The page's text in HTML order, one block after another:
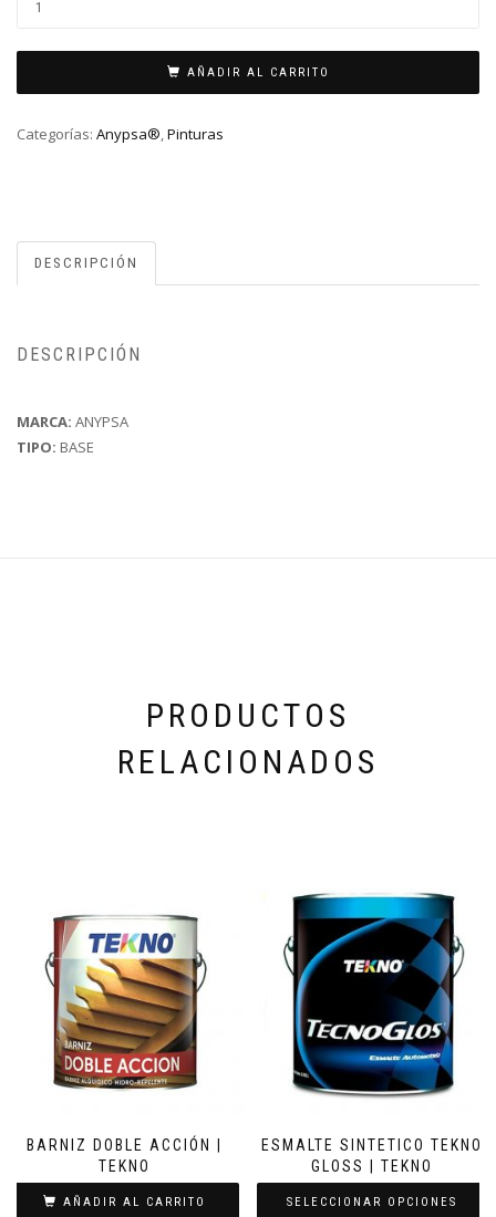
AÑADIR AL CARRITO
Categorías: Anypsa® Pinturas
DESCRIPCIÓN
DESCRIPCIÓN
MARCA: ANYPSA
TIPO: BASE
PRODUCTOS
RELACIONADOS
BARNIZ DOBLE ACCIÓN |
TEKNO
AÑADIR AL CARRITO
ESMALTE SINTETICO TEKNO
GLOSS | TEKNO
SELECCIONAR OPCIONES